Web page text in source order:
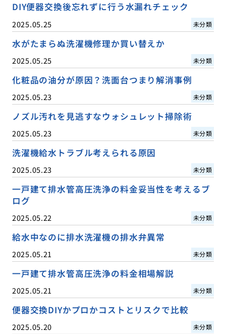
DIY便器交換後忘れずに行う水漏れチェック
2025.05.25 未分類
水がたまらぬ洗濯機修理か買い替えか
2025.05.25 未分類
化粧品の油分が原因？洗面台つまり解消事例
2025.05.23 未分類
ノズル汚れを見逃すなウォシュレット掃除術
2025.05.23 未分類
洗濯機給水トラブル考えられる原因
2025.05.23 未分類
一戸建て排水管高圧洗浄の料金妥当性を考えるブ
ログ
2025.05.22 未分類
給水中なのに排水洗濯機の排水弁異常
2025.05.21 未分類
一戸建て排水管高圧洗浄の料金相場解説
2025.05.21 未分類
便器交換DIYかプロかコストとリスクで比較
2025.05.20 未分類